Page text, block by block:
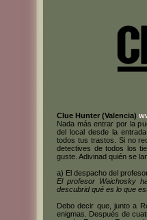
Clue Hunter (Valencia)
Nada más entrar por la
del local desde la
todos tus trastos. Si no
detectives de todos los
guste. Adivinad quién se
a) El despacho del
El profesor Waichosky
descubrid qué es lo que
Debo decir que, junto a
enigmas. Después de